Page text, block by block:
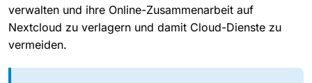
verwalten und ihre Online-Zusammenarbeit auf
Nextcloud zu verlagern und damit Cloud-Dienste zu
vermeiden.